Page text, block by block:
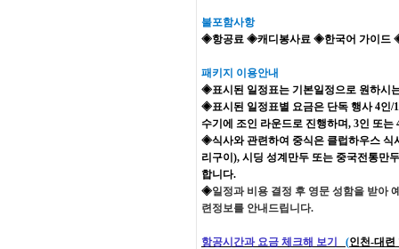
불포함사항
◈항공료 ◈캐디봉사료 ◈한국어 가이드
패키지 이용안내
◈표시된 일정표는 기본일정으로 원하시
◈표시된 일정표별 요금은 단독 행사 4인/
수기에 조인 라운드로 진행하며, 3인 또
◈식사와 관련하여 중식은 클럽하우스 식
리구이), 시딩 성계만두 또는 중국전통만
합니다.
◈일정과 비용 결정 후 영문 성함을 받아
련정보를 안내드립니다.
항공시간과 요금 체크해 보기 (인천-대련